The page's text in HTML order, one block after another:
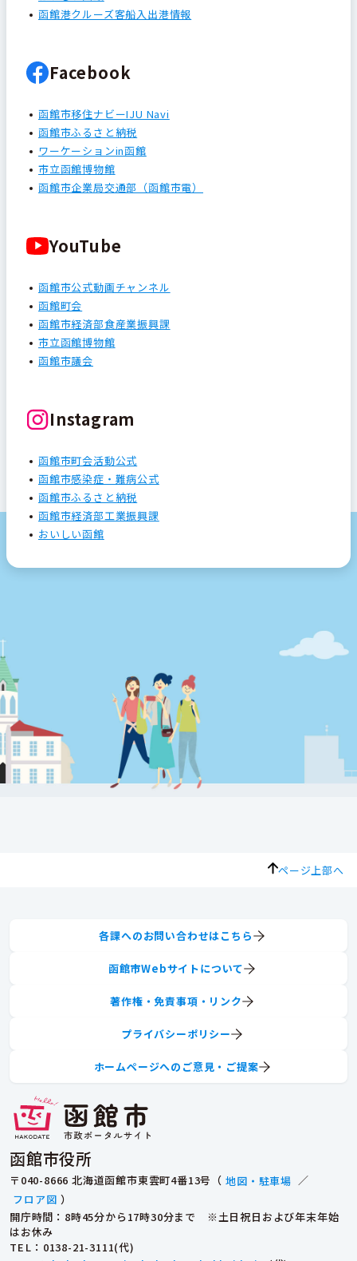
函館港クルーズ客船入出港情報
Facebook
函館市移住ナビーIJU Navi
函館市ふるさと納税
ワーケーションin函館
市立函館博物館
函館市企業局交通部（函館市電）
YouTube
函館市公式動画チャンネル
函館町会
函館市経済部食産業振興課
市立函館博物館
函館市議会
Instagram
函館市町会活動公式
函館市感染症・難病公式
函館市ふるさと納税
函館市経済部工業振興課
おいしい函館
ページ上部へ
函館市役所
〒040-8666 北海道函館市東雲町4番13号（ 地図・駐車場 ／
フロア図 ）
開庁時間：8時45分から17時30分まで ※土日祝日および年末年始
はお休み
TEL ：0138-21-3111(代)
各課へのお問い合わせはこちら
函館市Webサイトについて
著作権・免責事項・リンク
プライバシーポリシー
ホームページへのご意見・ご提案